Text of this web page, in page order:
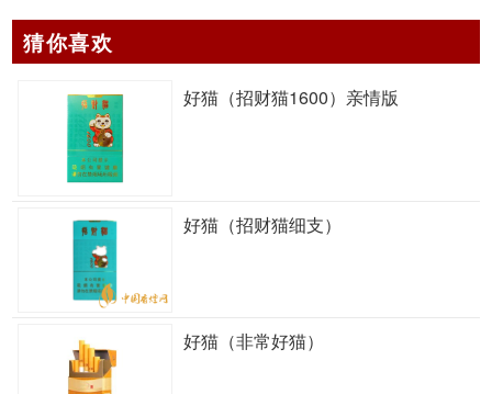
猜你喜欢
好猫（招财猫1600）亲情版
好猫（招财猫细支）
好猫（非常好猫）